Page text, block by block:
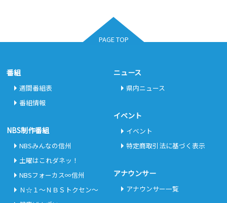
PAGE TOP
番組
週間番組表
番組情報
NBS制作番組
NBSみんなの信州
土曜はこれダネッ！
NBSフォーカス∞信州
Ｎ☆１～ＮＢＳトクセン～
ニュース
県内ニュース
イベント
イベント
特定商取引法に基づく表示
アナウンサー
アナウンサー一覧